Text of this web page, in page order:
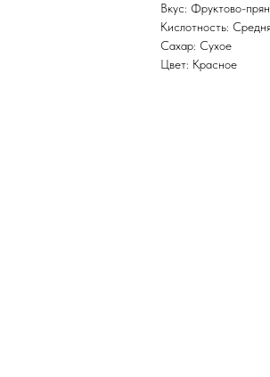
Вкус: Фруктово-
Кислотность:
Сахар: Сухое
Цвет: Красное